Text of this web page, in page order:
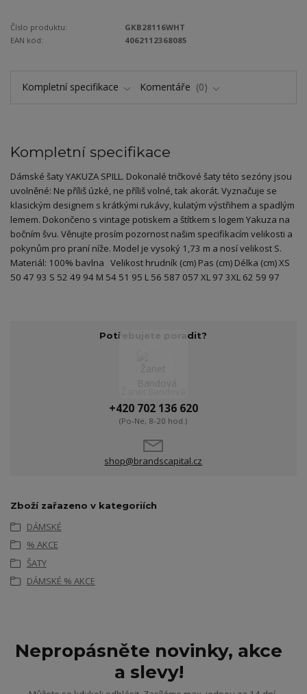
Číslo produktu:
GKB28116WHT
EAN kód:
4062112368085
Kompletní specifikace Komentáře 0
Kompletní specifikace
Dámské šaty YAKUZA SPILL. Dokonalé tričkové šaty této sezóny jsou
uvolněné: Ne příliš úzké, ne příliš volné, tak akorát. Vyznačuje se
klasickým designem s krátkými rukávy, kulatým výstřihem a spadlým
lemem. Dokončeno s vintage potiskem a štítkem s logem Yakuza na
bočním švu. Věnujte prosím pozornost našim specifikacím velikosti a
pokynům pro praní níže. Model je vysoký 1,73 m a nosí velikost S.
Materiál: 100% bavlna Velikost hrudník (cm) Pas (cm) Délka (cm) XS
50 47 93 S 52 49 94 M 54 51 95 L 56 587 057 XL 97 3XL 62 59 97
Potřebujete poradit?
+420 702 136 620
(Po-Ne, 8-20 hod.)
shop@brandscapital.cz
Zboží zařazeno v kategoriích
DÁMSKÉ
% AKCE
ŠATY
DÁMSKÉ % AKCE
Nepropásněte novinky, akce
a slevy!